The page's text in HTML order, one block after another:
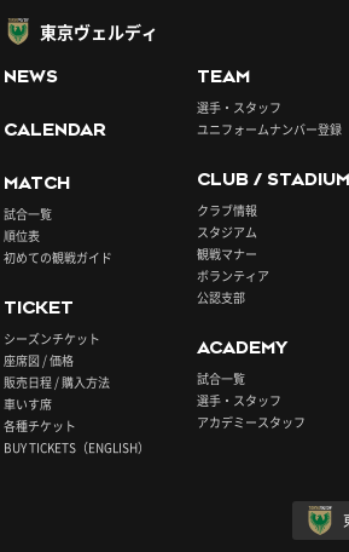
東京ヴェルディ
NEWS
CALENDAR
MATCH
試合一覧
順位表
初めての観戦ガイド
TICKET
シーズンチケット
座席図 / 価格
販売日程 / 購入方法
車いす席
各種チケット
BUY TICKETS（ENGLISH）
TEAM
選手・スタッフ
ユニフォームナンバー登録
CLUB / STADIUM
クラブ情報
スタジアム
観戦マナー
ボランティア
公認支部
ACADEMY
試合一覧
選手・スタッフ
アカデミースタッフ